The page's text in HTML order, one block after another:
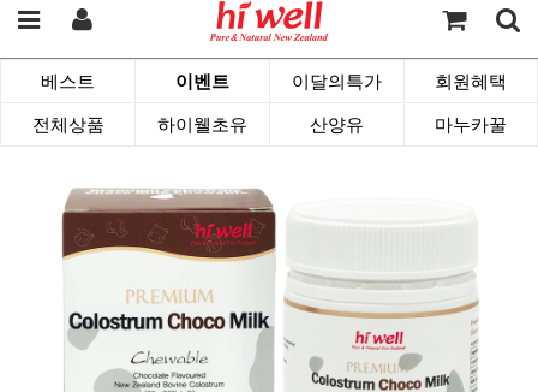
베스트 이벤트 이달의특가 회원혜택
전체상품 하이웰초유 산양유 마누카꿀